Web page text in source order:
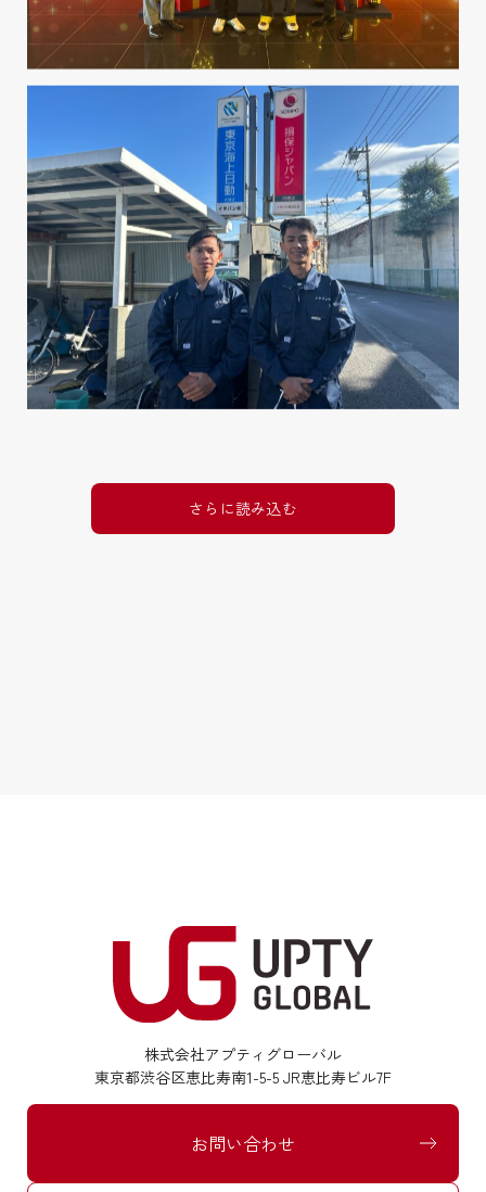
さらに読み込む
株式会社アプティグローバル
東京都渋谷区恵比寿南1-5-5 JR恵比寿ビル7F
お問い合わせ